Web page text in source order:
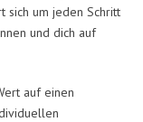
sich um jeden Schritt
und dich auf
auf einen